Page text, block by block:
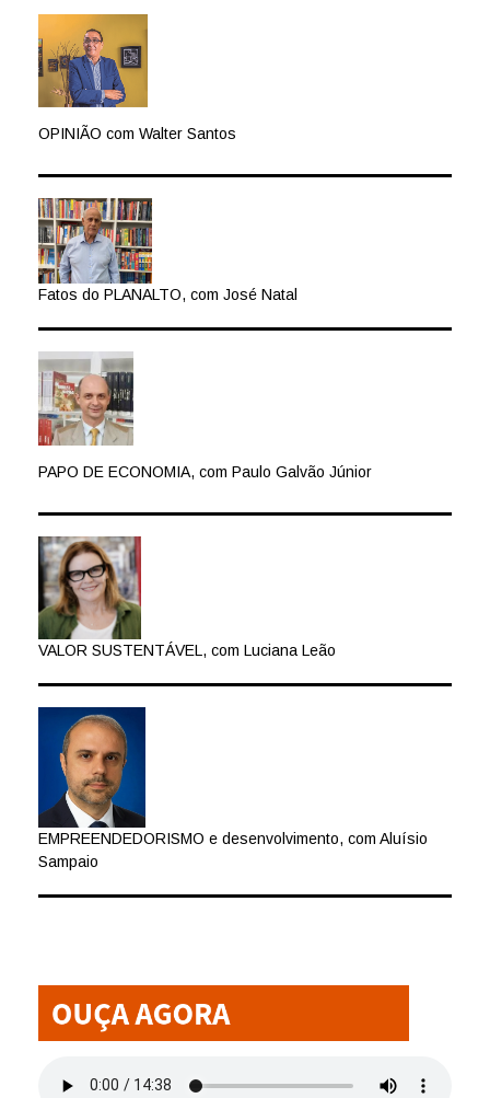
OPINIÃO com Walter Santos
Fatos do PLANALTO, com José Natal
PAPO DE ECONOMIA, com Paulo Galvão Júnior
VALOR SUSTENTÁVEL, com Luciana Leão
EMPREENDEDORISMO e desenvolvimento, com Aluísio
Sampaio